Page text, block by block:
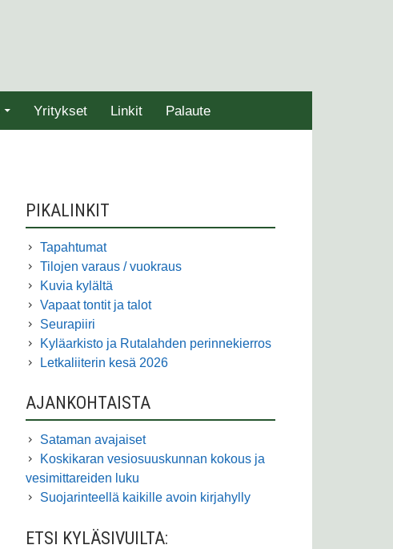
Yritykset Linkit Palaute
SIVUPALKKI
PIKALINKIT
Tapahtumat
Tilojen varaus / vuokraus
Kuvia kylältä
Vapaat tontit ja talot
Seurapiiri
Kyläarkisto ja Rutalahden perinnekierros
Letkaliiterin kesä 2026
AJANKOHTAISTA
Sataman avajaiset
Koskikaran vesiosuuskunnan kokous ja
vesimittareiden luku
Suojarinteellä kaikille avoin kirjahylly
ETSI KYLÄSIVUILTA: